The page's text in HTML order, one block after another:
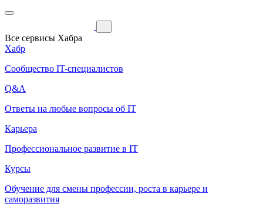
Все сервисы Хабра
Хабр
Сообщество IT-специалистов
Q&A
Ответы на любые вопросы об IT
Карьера
Профессиональное развитие в IT
Курсы
Обучение для смены профессии, роста в карьере и
саморазвития